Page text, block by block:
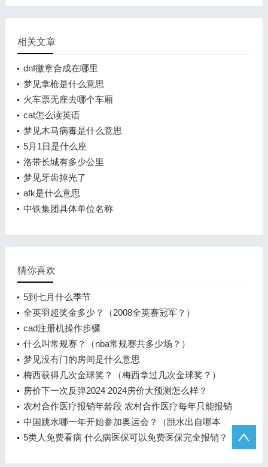
相关文章
dnf徽章合成在哪里
梦见拿枪是什么意思
火车票无座去哪个车厢
cat怎么读英语
梦见木马病毒是什么意思
5月1日是什么座
洛带长城有多少公里
梦见牙齿掉光了
afk是什么意思
中铁集团具体单位名称
猜你喜欢
5到七月什么季节
全英羽超奖金多少？（2008全英赛冠军？）
cad注册机操作步骤
什么叫常规赛？（nba常规赛共多少场？）
梦见没有门的房间是什么意思
梅西获得几次金球奖？（梅西拿过几次金球奖？）
房价下一次反弹2024 2024房价大预测怎么样？
农村合作医疗报销年龄段 农村合作医疗每年只能报销
400吗?
中国跳水哪一年开始参加奥运会？（跳水出自哪本
书？）
5类人免费看病 什么病医保可以免费医保完全报销？